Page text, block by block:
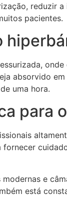
reduzir
pacientes.
absorvido
uma hora.
para
e
está